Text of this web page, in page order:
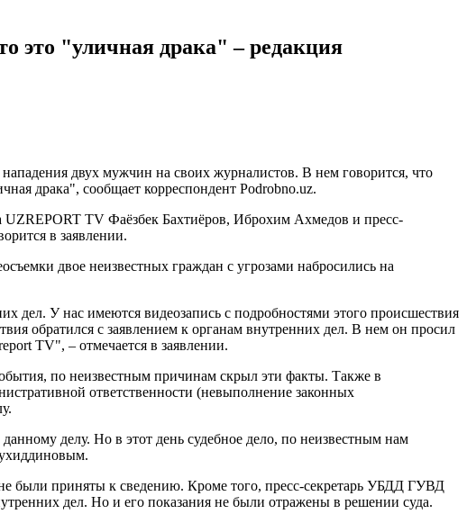
это "уличная драка" – редакция
нападения двух мужчин на своих журналистов. В нем говорится, что
драка", сообщает корреспондент Podrobno.uz.
UZREPORT TV Фаёзбек Бахтиёров, Иброхим Ахмедов и пресс-
в заявлении.
двое неизвестных граждан с угрозами набросились на
дел. У нас имеются видеозапись с подробностями этого происшествия
обратился с заявлением к органам внутренних дел. В нем он просил
TV", – отмечается в заявлении.
по неизвестным причинам скрыл эти факты. Также в
ответственности (невыполнение законных
делу. Но в этот день судебное дело, по неизвестным нам
были приняты к сведению. Кроме того, пресс-секретарь УБДД ГУВД
дел. Но и его показания не были отражены в решении суда.